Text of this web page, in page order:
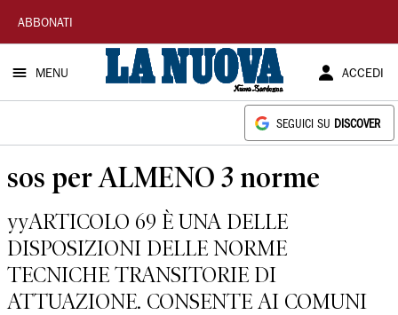
La
Nuova
Sardegna
ABBONATI
MENU ACCEDI
SEGUICI SU DISCOVER
sos per ALMENO 3 norme
yyARTICOLO 69 È UNA DELLE
DISPOSIZIONI DELLE NORME
TECNICHE TRANSITORIE DI
ATTUAZIONE. CONSENTE AI COMUNI